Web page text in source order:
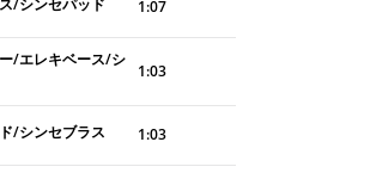
1:07
/エレキベース/シ
1:03
/シンセブラス 1:03